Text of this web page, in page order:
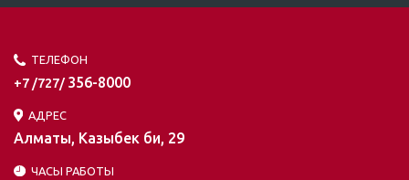
ТЕЛЕФОН
+7 /727/ 356-8000
АДРЕС
Алматы, Казыбек би, 29
ЧАСЫ РАБОТЫ